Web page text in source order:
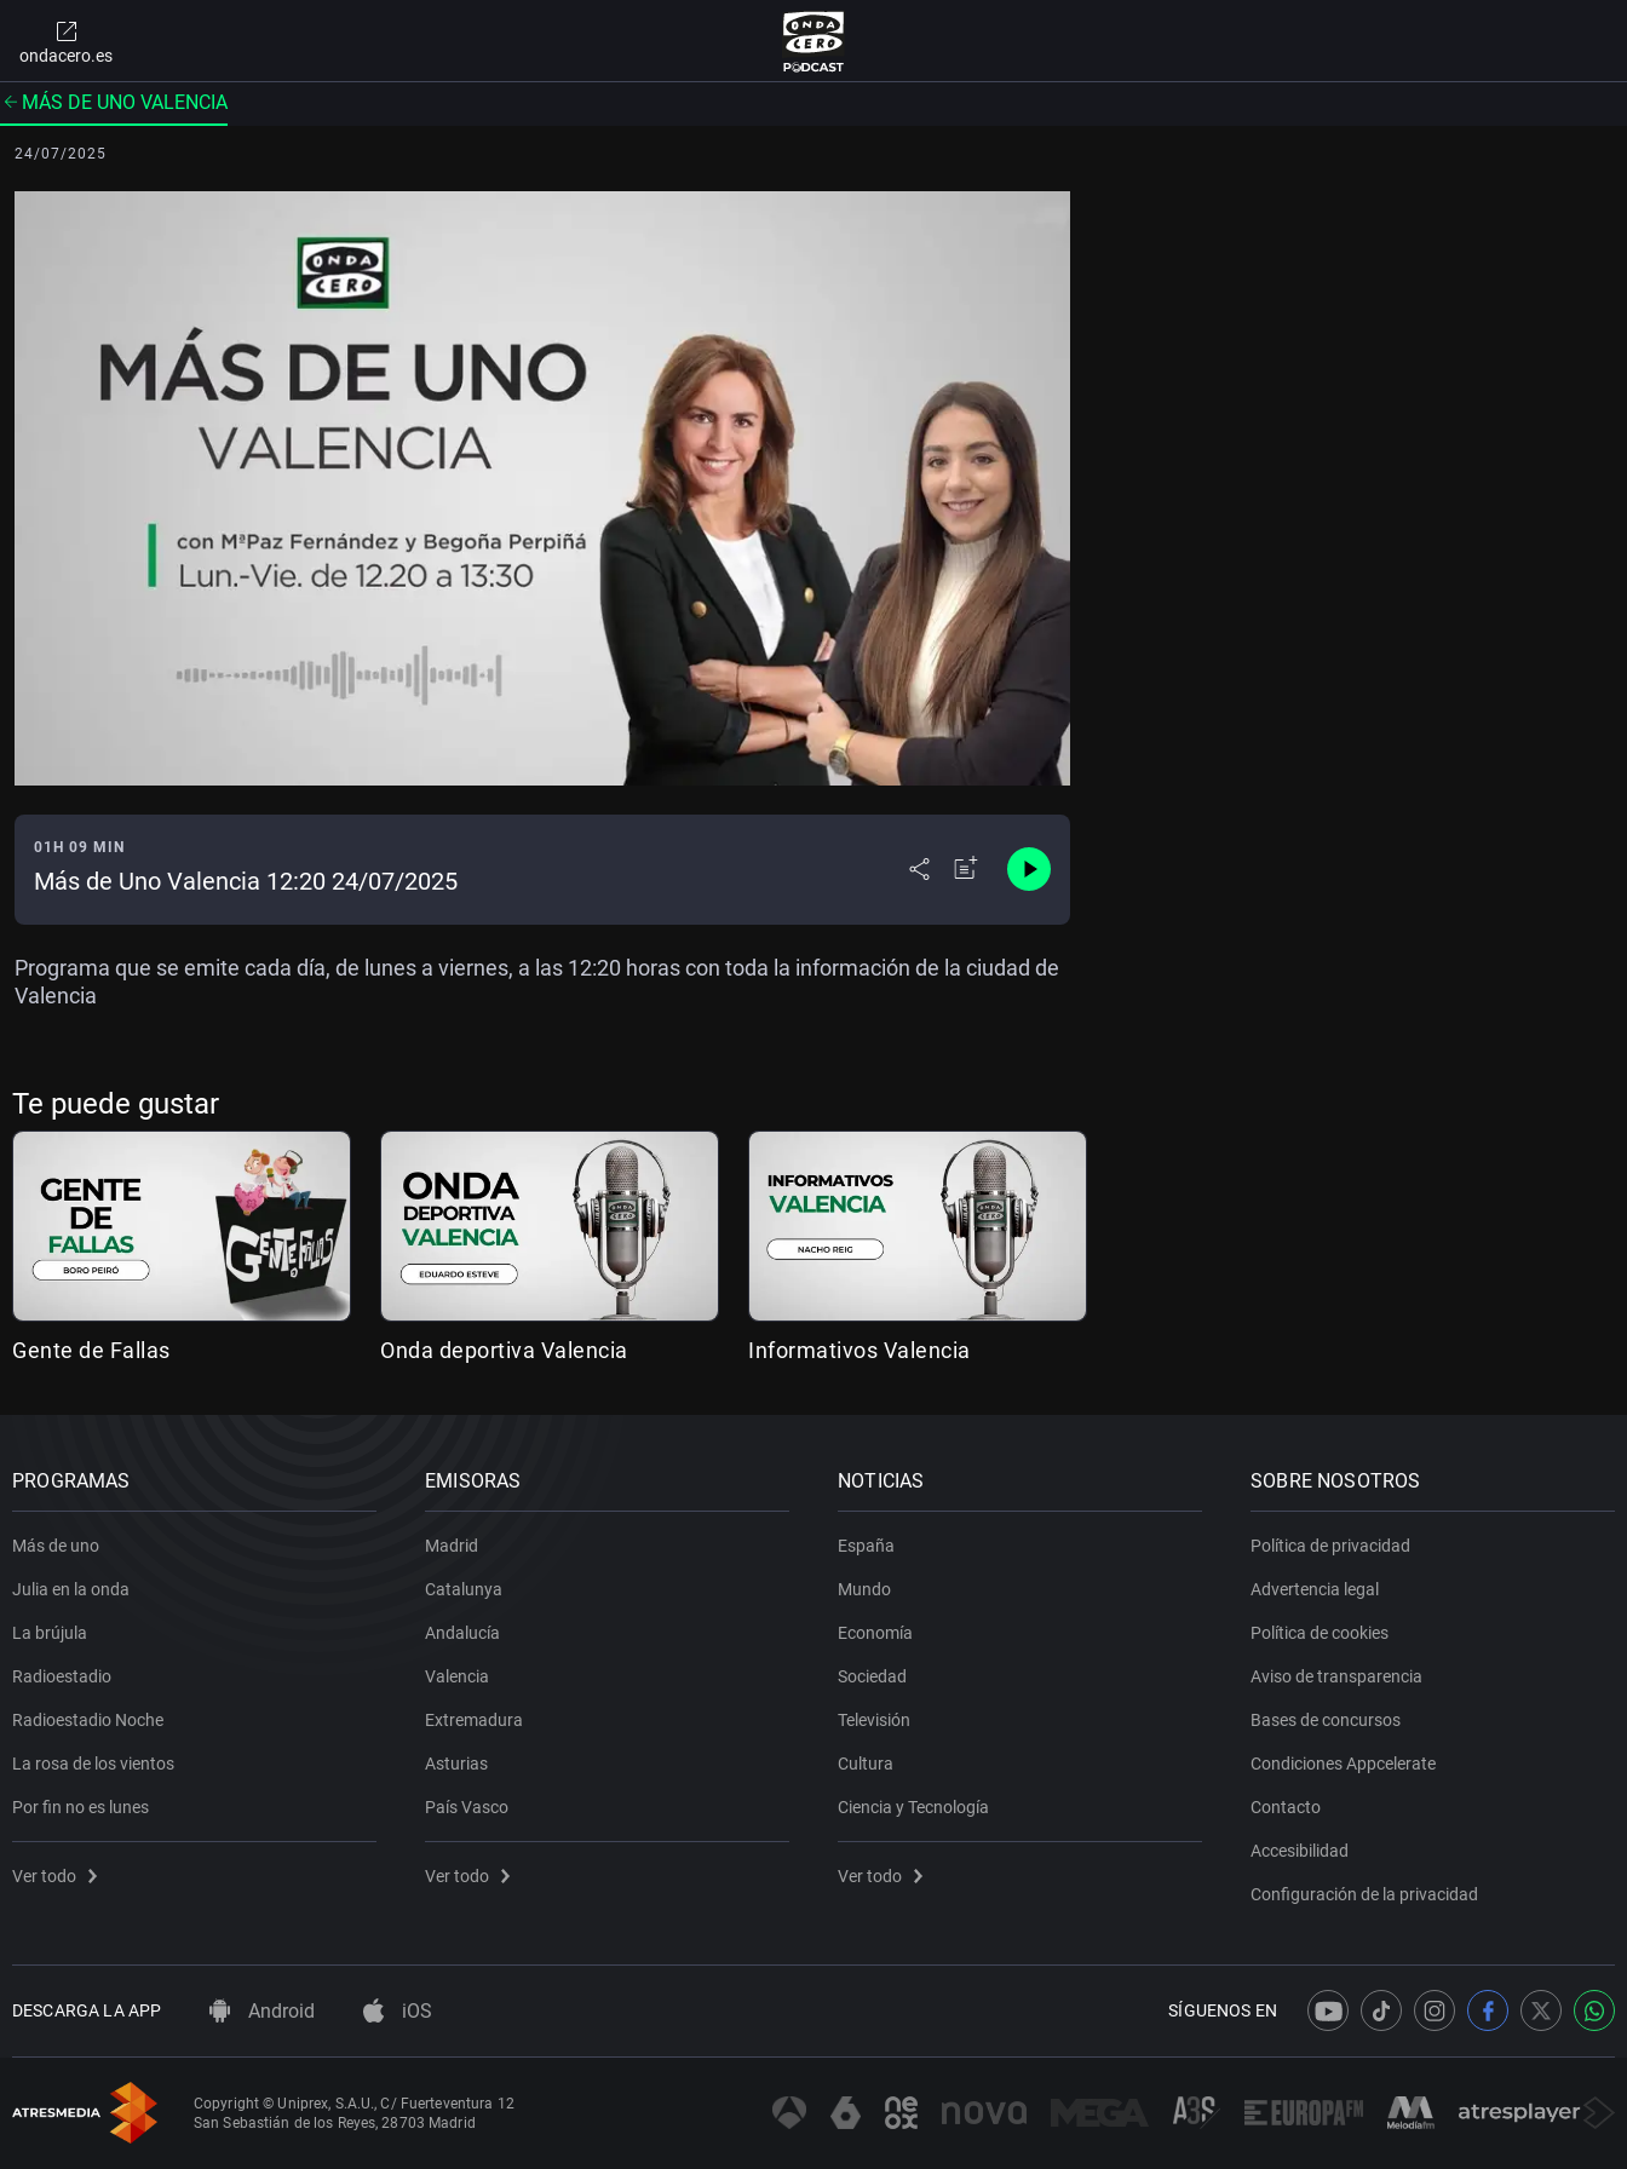
ondacero.es
MÁS DE UNO VALENCIA
24/07/2025
01H 09 MIN
Más de Uno Valencia 12:20 24/07/2025
Programa que se emite cada día, de lunes a viernes, a las 12:20 horas con toda la información de la ciudad de
Valencia
Te puede gustar
Gente de Fallas Onda deportiva Valencia Informativos Valencia
PROGRAMAS
Más de uno
Julia en la onda
La brújula
Radioestadio
Radioestadio Noche
La rosa de los vientos
Por fin no es lunes
Ver todo
EMISORAS
Madrid
Catalunya
Andalucía
Valencia
Extremadura
Asturias
País Vasco
Ver todo
NOTICIAS
España
Mundo
Economía
Sociedad
Televisión
Cultura
Ciencia y Tecnología
Ver todo
SOBRE NOSOTROS
Política de privacidad
Advertencia legal
Política de cookies
Aviso de transparencia
Bases de concursos
Condiciones Appcelerate
Contacto
Accesibilidad
Configuración de la privacidad
DESCARGA LA APP Android iOS SÍGUENOS EN
Copyright © Uniprex, S.A.U., C/ Fuerteventura 12
San Sebastián de los Reyes, 28703 Madrid